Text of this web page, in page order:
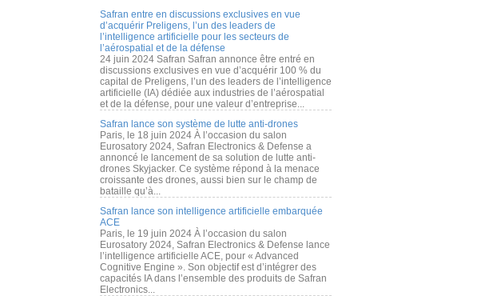
Safran entre en discussions exclusives en vue
d’acquérir Preligens, l’un des leaders de
l’intelligence artificielle pour les secteurs de
l’aérospatial et de la défense
24 juin 2024 Safran Safran annonce être entré en
discussions exclusives en vue d’acquérir 100 % du
capital de Preligens, l’un des leaders de l’intelligence
artificielle (IA) dédiée aux industries de l’aérospatial
et de la défense, pour une valeur d’entreprise...
Safran lance son système de lutte anti-drones
Paris, le 18 juin 2024 À l’occasion du salon
Eurosatory 2024, Safran Electronics & Defense a
annoncé le lancement de sa solution de lutte anti-
drones Skyjacker. Ce système répond à la menace
croissante des drones, aussi bien sur le champ de
bataille qu’à...
Safran lance son intelligence artificielle embarquée
ACE
Paris, le 19 juin 2024 À l’occasion du salon
Eurosatory 2024, Safran Electronics & Defense lance
l’intelligence artificielle ACE, pour « Advanced
Cognitive Engine ». Son objectif est d’intégrer des
capacités IA dans l’ensemble des produits de Safran
Electronics...